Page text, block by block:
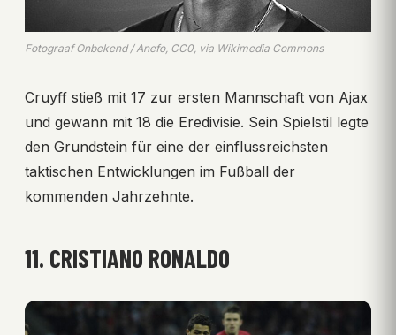
Fotograaf Onbekend / Anefo, CC0, via Wikimedia Commons
Cruyff stieß mit 17 zur ersten Mannschaft von Ajax
und gewann mit 18 die Eredivisie. Sein Spielstil legte
den Grundstein für eine der einflussreichsten
taktischen Entwicklungen im Fußball der
kommenden Jahrzehnte.
11. CRISTIANO RONALDO